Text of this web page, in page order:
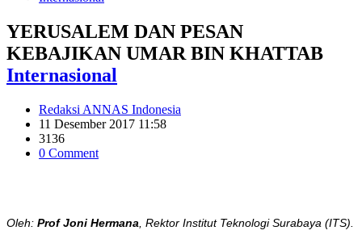
YERUSALEM DAN PESAN
KEBAJIKAN UMAR BIN KHATTAB
Internasional
Redaksi ANNAS Indonesia
11 Desember 2017 11:58
3136
0 Comment
Oleh: Prof Joni Hermana, Rektor Institut Teknologi Surabaya (ITS).